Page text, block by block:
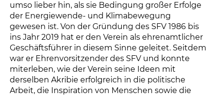
umso lieber hin, als sie Bedingung großer Erfolge
der Energiewende- und Klimabewegung
gewesen ist. Von der Gründung des SFV 1986 bis
ins Jahr 2019 hat er den Verein als ehrenamtlicher
Geschäftsführer in diesem Sinne geleitet. Seitdem
war er Ehrenvorsitzender des SFV und konnte
miterleben, wie der Verein seine Ideen mit
derselben Akribie erfolgreich in die politische
Arbeit, die Inspiration von Menschen sowie die